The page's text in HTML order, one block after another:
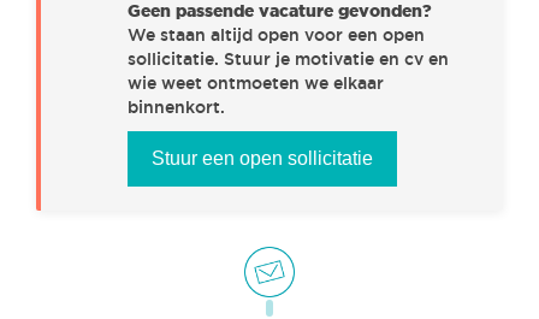
PURCHASE & LOGISTICS (0)
CUSTOMER SUPPORT & FIELD SERVICE
(1)
Geen passende vacature gevonden?
We staan altijd open voor een open
sollicitatie. Stuur je motivatie en cv en
wie weet ontmoeten we elkaar
binnenkort.
Stuur een open sollicitatie